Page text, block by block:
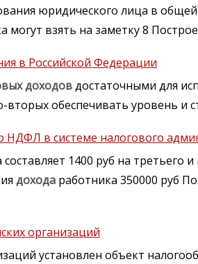
юридического лица в
могут взять на заметку 8
в Российской Федерации
доходовдостаточными для
обеспечивать уровень и
в системе налогового
1400 руб на третьего
дохода работника 350000 руб
организаций
установлен объект